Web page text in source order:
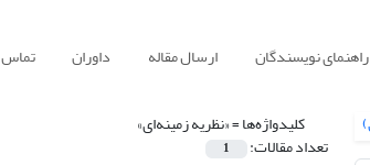
راهنمای نویسندگان ارسال مقاله داوران تماس
کلیدواژه‌ها =«نظریه زمینه‌ای»
تعداد مقالات: 1